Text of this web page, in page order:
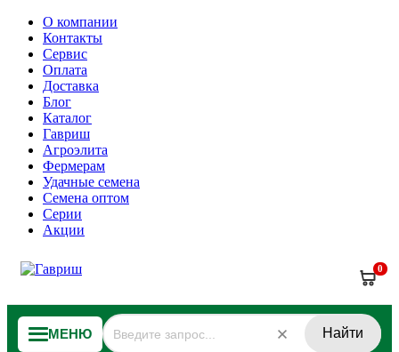
О компании
Контакты
Сервис
Оплата
Доставка
Блог
Каталог
Гавриш
Агроэлита
Фермерам
Удачные семена
Семена оптом
Серии
Акции
0
МЕНЮ Найти